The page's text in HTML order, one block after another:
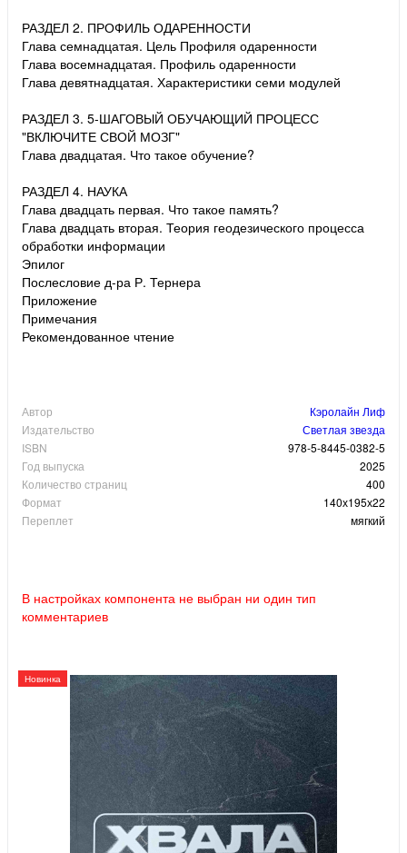
РАЗДЕЛ 2. ПРОФИЛЬ ОДАРЕННОСТИ
Глава семнадцатая. Цель Профиля одаренности
Глава восемнадцатая. Профиль одаренности
Глава девятнадцатая. Характеристики семи модулей
РАЗДЕЛ 3. 5-ШАГОВЫЙ ОБУЧАЮЩИЙ ПРОЦЕСС
"ВКЛЮЧИТЕ СВОЙ МОЗГ"
Глава двадцатая. Что такое обучение?
РАЗДЕЛ 4. НАУКА
Глава двадцать первая. Что такое память?
Глава двадцать вторая. Теория геодезического процесса
обработки информации
Эпилог
Послесловие д-ра Р. Тернера
Приложение
Примечания
Рекомендованное чтение
Автор
Кэролайн Лиф
Издательство
Светлая звезда
ISBN
978-5-8445-0382-5
Год выпуска
2025
Количество страниц
400
Формат
140х195х22
Переплет
мягкий
В настройках компонента не выбран ни один тип
комментариев
Новинка